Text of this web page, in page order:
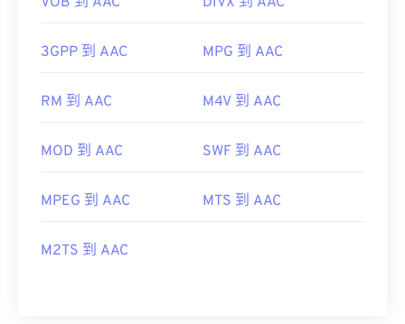
3GPP 到 AAC MPG 到 AAC
RM 到 AAC M4V 到 AAC
MOD 到 AAC SWF 到 AAC
MPEG 到 AAC MTS 到 AAC
M2TS 到 AAC